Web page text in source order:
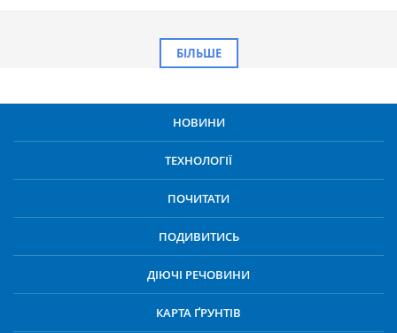
БІЛЬШЕ
НОВИНИ
ТЕХНОЛОГІЇ
ПОЧИТАТИ
ПОДИВИТИСЬ
ДІЮЧІ РЕЧОВИНИ
КАРТА ҐРУНТІВ